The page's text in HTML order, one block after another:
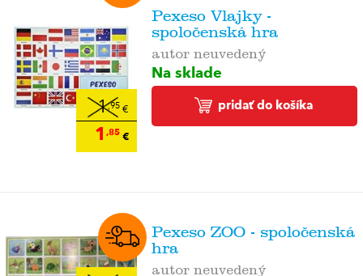
1,95€
1 ,85€
Pexeso Vlajky -
spoločenská hra
autor neuvedený
Na sklade
pridať do košíka
Pexeso ZOO - spoločenská
hra
autor neuvedený